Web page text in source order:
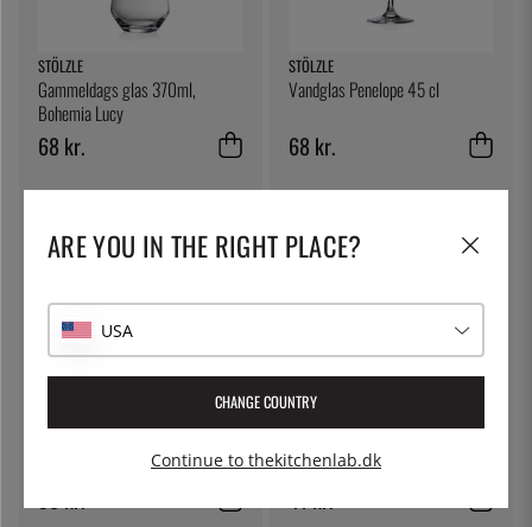
STÖLZLE
Gammeldags glas 370ml,
Bohemia Lucy
68 kr.
STÖLZLE
Vandglas Penelope 45 cl
68 kr.
ARE YOU IN THE RIGHT PLACE?
USA
CHANGE COUNTRY
Continue to thekitchenlab.dk